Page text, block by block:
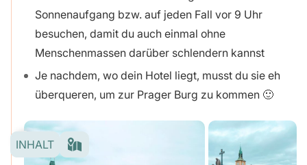
Sonnenaufgang bzw. auf jeden Fall vor 9 Uhr
besuchen, damit du auch einmal ohne
Menschenmassen darüber schlendern kannst
Je nachdem, wo dein Hotel liegt, musst du sie eh
überqueren, um zur Prager Burg zu kommen 🙂
INHALT